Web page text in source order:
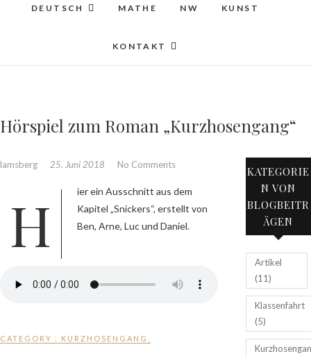
DEUTSCH MATHE NW KUNST
KONTAKT
Hörspiel zum Roman „Kurzhosengang“
lamsberg 25. Juni 2018 No Comments
Hier ein Ausschnitt aus dem
Kapitel „Snickers“, erstellt von
Ben, Arne, Luc und Daniel.
CATEGORY : KURZHOSENGANG
KATEGORIE
N VON
BLOGBEITR
ÄGEN
Artikel
(11)
Klassenfahrt
(5)